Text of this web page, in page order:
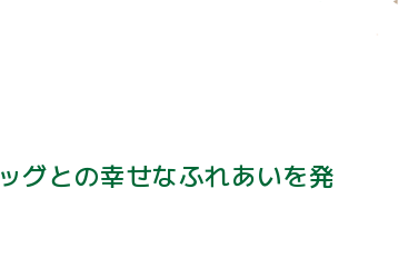
との幸せなふれあいを発